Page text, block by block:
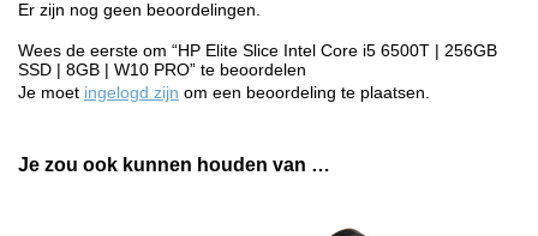
Er zijn nog geen beoordelingen.
Wees de eerste om “HP Elite Slice Intel Core i5 6500T | 256GB
SSD | 8GB | W10 PRO” te beoordelen
Je moet ingelogd zijn om een beoordeling te plaatsen.
Je zou ook kunnen houden van …